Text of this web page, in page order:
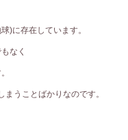
存在しています。
なく
うことばかりなのです。